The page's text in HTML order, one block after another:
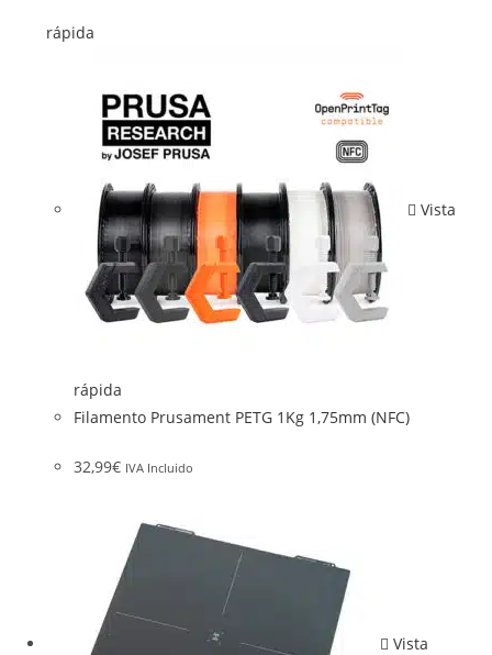
rápida
Vista
rápida
Filamento Prusament PETG 1Kg 1,75mm (NFC)
32,99€ IVA Incluido
Vista